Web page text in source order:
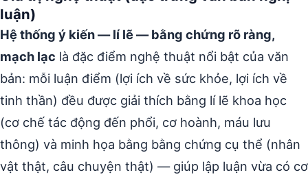
luận)
Hệ thống ý kiến — lí lẽ — bằng chứng rõ ràng,
mạch lạc là đặc điểm nghệ thuật nổi bật của văn
bản: mỗi luận điểm (lợi ích về sức khỏe, lợi ích về
tinh thần) đều được giải thích bằng lí lẽ khoa học
(cơ chế tác động đến phổi, cơ hoành, máu lưu
thông) và minh họa bằng bằng chứng cụ thể (nhân
vật thật, câu chuyện thật) — giúp lập luận vừa có cơ